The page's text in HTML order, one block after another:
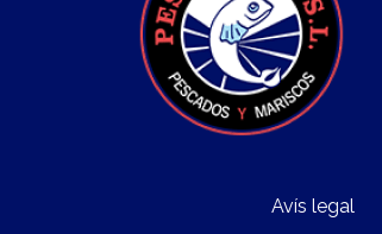
Avís legal